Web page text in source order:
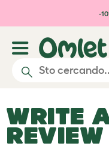
Passa al -
WRITE
REVIEW